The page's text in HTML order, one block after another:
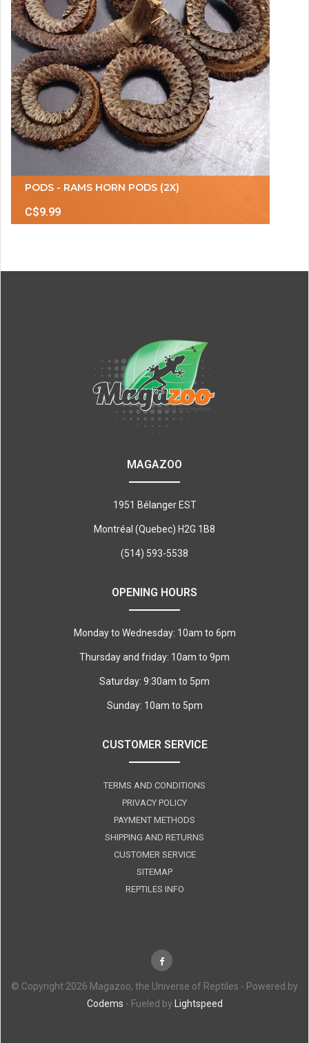
PODS - RAMS HORN PODS (2X)
C$9.99
MAGAZOO
1951 Bélanger EST
Montréal (Quebec) H2G 1B8
(514) 593-5538
OPENING HOURS
Monday to Wednesday: 10am to 6pm
Thursday and friday: 10am to 9pm
Saturday: 9:30am to 5pm
Sunday: 10am to 5pm
CUSTOMER SERVICE
TERMS AND CONDITIONS
PRIVACY POLICY
PAYMENT METHODS
SHIPPING AND RETURNS
CUSTOMER SERVICE
SITEMAP
REPTILES INFO
© Copyright 2026 Magazoo, the Universe of Reptiles - Powered by
Codems - Fueled by Lightspeed